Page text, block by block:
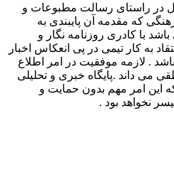
در راستای رسالت مطبوعات و
که مقدمه آن پایبندی به
با کادری روزنامه نگار و
به کار تیمی در پی انعکاس اخبار
. لازمه موفقیت در امر اطلاع
می داند .پایگاه خبری و تحلیلی
این امر مهم بدون حمایت و
نخواهد بود .